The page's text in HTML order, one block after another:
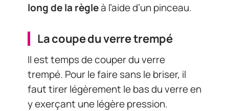
long de la règleà l’aide d’un pinceau.
La coupe du verre trempé
Il est temps de couper du verre
trempé. Pour le faire sans le briser, il
faut tirer légèrement le bas du verre en
y exerçant une légère pression.